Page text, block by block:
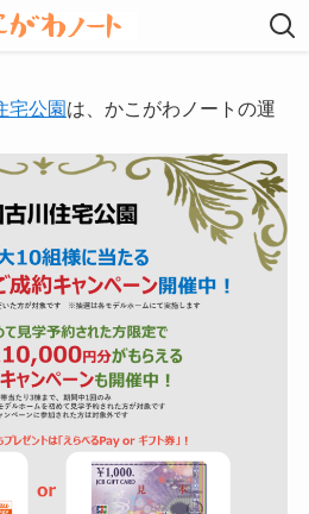
宅公園は、かこがわノートの運